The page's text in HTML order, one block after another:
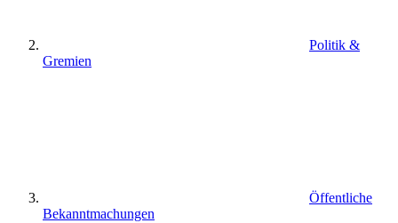
Politik &
Gremien
Öffentliche
Bekanntmachungen